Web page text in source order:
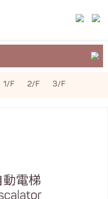
1/F 2/F 3/F